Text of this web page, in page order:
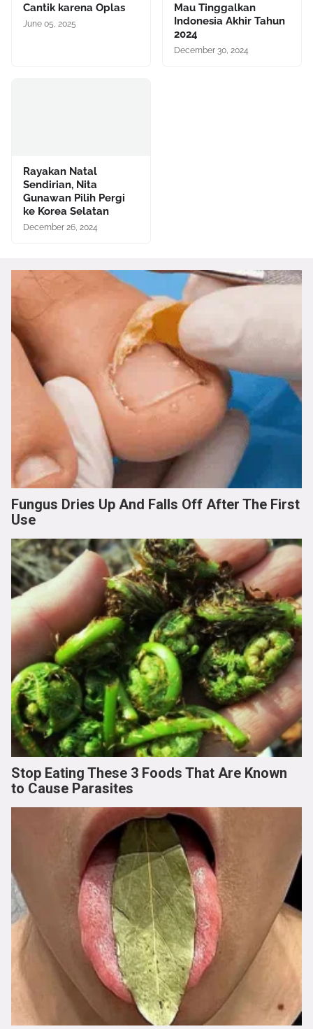
Cantik karena Oplas
June 05, 2025
Mau Tinggalkan
Indonesia Akhir Tahun
2024
December 30, 2024
Rayakan Natal
Sendirian, Nita
Gunawan Pilih Pergi
ke Korea Selatan
December 26, 2024
Fungus Dries Up And Falls Off After The First
Use
Stop Eating These 3 Foods That Are Known
to Cause Parasites